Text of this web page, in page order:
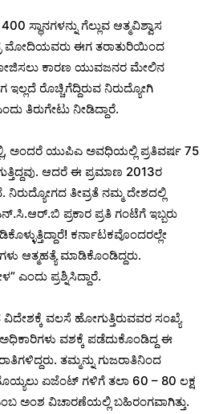
ಸ್ಥಾನಗಳನ್ನು ಗೆಲ್ಲುವ ಆತ್ಮವಿಶ್ವಾಸ
ಮೋದಿಯವರು ಈಗ ತರಾತುರಿಯಿಂದ
ಕಾರಣ ಯುವಜನರ ಮೇಲಿನ
ರೊಚ್ಚಿಗೆದ್ದಿರುವ ನಿರುದ್ಯೋಗಿ
ತಿರುಗೇಟು ನೀಡಿದ್ದಾರೆ.
ಅಂದರೆ ಯುಪಿಎ ಅವಧಿಯಲ್ಲಿ ಪ್ರತಿವರ್ಷ 75
ಆದರೆ ಈ ಪ್ರಮಾಣ 2013ರ
ನಿರುದ್ಯೋಗದ ತೀವ್ರತೆ ನಮ್ಮ ದೇಶದಲ್ಲಿ
ಪ್ರಕಾರ ಪ್ರತಿ ಗಂಟೆಗೆ ಇಬ್ಬರು
ಕರ್ನಾಟಕವೊಂದರಲ್ಲೇ
ಆತ್ಮಹತ್ಯೆ ಮಾಡಿಕೊಂಡಿದ್ದರು.
ಪ್ರಶ್ನಿಸಿದ್ದಾರೆ.
ವಲಸೆ ಹೋಗುತ್ತಿರುವವರ ಸಂಖ್ಯೆ
ಅಧಿಕಾರಿಗಳು ವಶಕ್ಕೆ ಪಡೆದುಕೊಂಡಿದ್ದ ಈ
ತಮ್ಮನ್ನು ಗುಜರಾತಿನಿಂದ
ಏಜೆಂಟ್ ಗಳಿಗೆ ತಲಾ 60 – 80 ಲಕ್ಷ
ಅಂಶ ವಿಚಾರಣೆಯಲ್ಲಿ ಬಹಿರಂಗವಾಗಿತ್ತು.